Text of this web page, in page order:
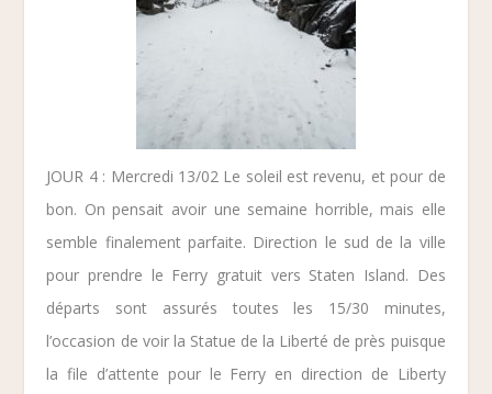
JOUR 4 : Mercredi 13/02 Le soleil est revenu, et pour de
bon. On pensait avoir une semaine horrible, mais elle
semble finalement parfaite. Direction le sud de la ville
pour prendre le Ferry gratuit vers Staten Island. Des
départs sont assurés toutes les 15/30 minutes,
l’occasion de voir la Statue de la Liberté de près puisque
la file d’attente pour le Ferry en direction de Liberty